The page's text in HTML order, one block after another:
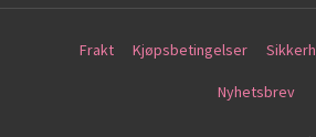
Frakt Kjøpsbetingelser
Nyhetsbrev